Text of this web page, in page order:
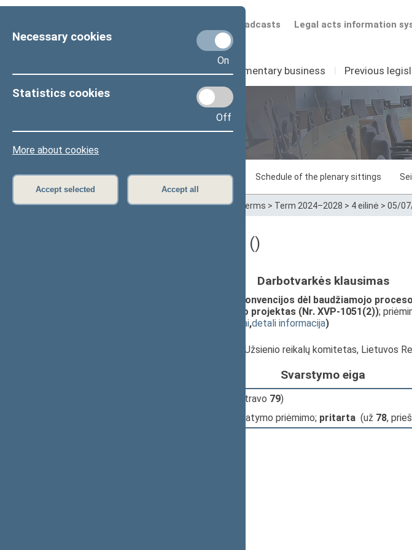
Necessary cookies
On
Statistics cookies
Off
More about cookies
Accept selected Accept all
Legal acts information
Scheduled broadcasts
Seimas I Parliamentary business I Previous
Sitting in progress Plenary sittings Schedule of the plenary sittings
Home>Plenary sittings>Parliamentary terms > Term 2024–2028 > 4 eilinė > 05/
Darbotvarkės klausimas ()
Darbotvarkės klausimas
Įstatymo „Dėl 1972 metų Europos konvencijos dėl baudžiamojo
583 2 straipsnio pakeitimo įstatymo projektas (Nr. XVP-1051(2));
susiję dokumentai,detali informacija)
, Komiteto narys, Užsienio reikalų komitetas, Lietuvos
Svarstymo eiga
(užsiregistravo 79)
dėl šio įstatymo priėmimo; pritarta (už 78, prieš